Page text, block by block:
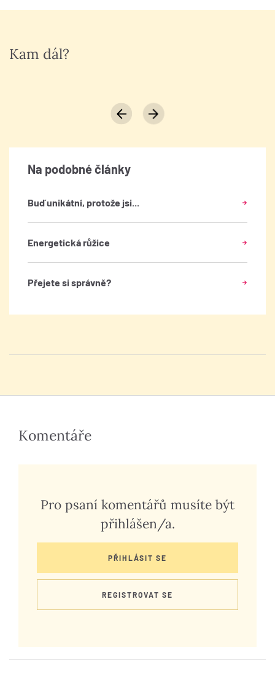
Kam dál?
Na podobné články
Buď unikátní, protože jsi...
Energetická růžice
Přejete si správně?
Komentáře
Pro psaní komentářů musíte být
přihlášen/a.
PŘIHLÁSIT SE
REGISTROVAT SE